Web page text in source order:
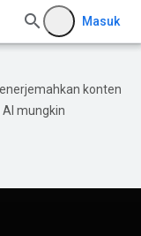
Masuk
konten
mungkin